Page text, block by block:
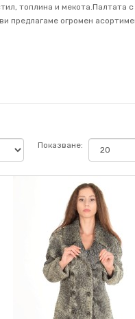
топлина и мекота.Палтата с
предлагаме огромен
Показване: